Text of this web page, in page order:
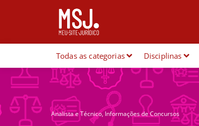
Todas as categorias Disciplinas
Analista e Técnico,Informações de Concursos